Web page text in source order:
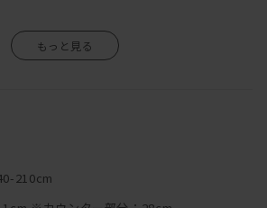
をダックフェザーで挟み込んでいるため、
当たり感を防ぎます。
いるご家庭で重宝するカバーリング仕様。
異なる」といった理由による返品・交換は
210cm